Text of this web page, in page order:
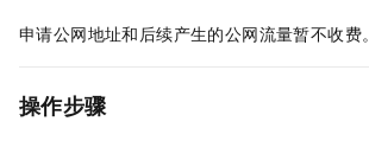
申请公网地址和后续产生的公网流量暂不收费。
操作步骤